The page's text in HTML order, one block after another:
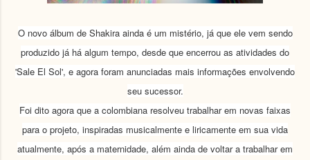
O novo álbum de Shakira ainda é um mistério, já que ele vem sendo
produzido já há algum tempo, desde que encerrou as atividades do
'Sale El Sol', e agora foram anunciadas mais informações envolvendo
seu sucessor.
Foi dito agora que a colombiana resolveu trabalhar em novas faixas
para o projeto, inspiradas musicalmente e liricamente em sua vida
atualmente, após a maternidade, além ainda de voltar a trabalhar em